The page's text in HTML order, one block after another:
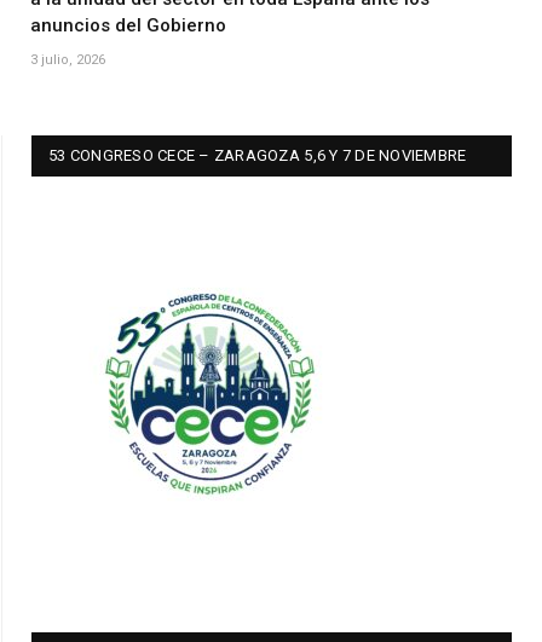
anuncios del Gobierno
3 julio, 2026
53 CONGRESO CECE – ZARAGOZA 5,6 Y 7 DE NOVIEMBRE